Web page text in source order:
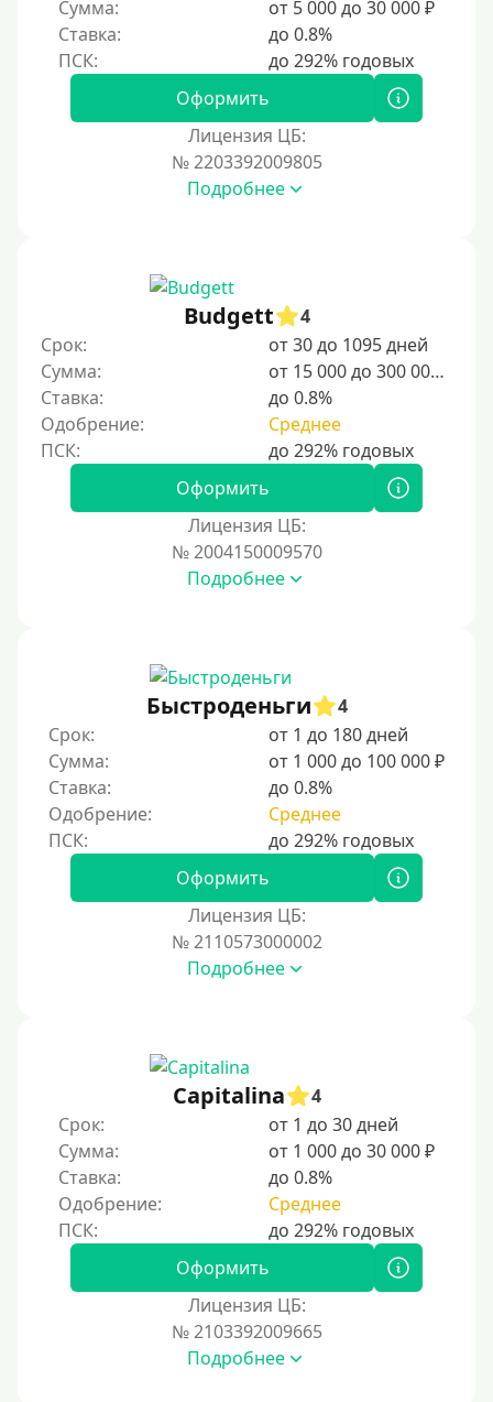
Без регистрации
С временной регистрацией
Без подтверждения личности
Пенсионерам до 70 лет
Пенсионерам до 85 лет
Безработным
Даже бомжам
Без указания места работы
Для иностранных граждан
Для иностранных граждан Украины
Для иностранных граждан Казахстана
Для иностранных граждан Кыргызстана
Для иностранных граждан Таджикистана
Для иностранных граждан Узбекистана
Для граждан СНГ
Сумма (рублей)
100 руб
300 руб
2500 руб
3000 руб
4000 руб
5000 руб
7000 руб
Сумма:
от 5 000 до 30 000 ₽
Ставка:
до 0.8%
Оформить
Лицензия ЦБ:
№ 2203392009805
Подробнее
Budgett
4
Срок:
от 30 до 1095 дней
Сумма:
от 15 000 до 300 000 ₽
Ставка:
до 0.8%
Одобрение:
Среднее
Оформить
Лицензия ЦБ:
№ 2004150009570
Подробнее
Быстроденьги
4
Срок:
от 1 до 180 дней
Сумма:
от 1 000 до 100 000 ₽
Ставка:
до 0.8%
Одобрение:
Среднее
Оформить
Лицензия ЦБ:
№ 2110573000002
Подробнее
Capitalina
4
Срок:
от 1 до 30 дней
Сумма:
от 1 000 до 30 000 ₽
Ставка:
до 0.8%
Одобрение:
Среднее
Оформить
Лицензия ЦБ:
№ 2103392009665
Подробнее